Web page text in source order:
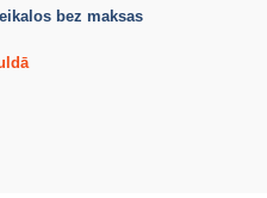
bez maksas